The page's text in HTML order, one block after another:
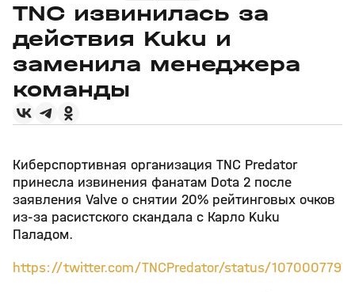
TNC извинилась за
действия Kuku и
заменила менеджера
команды
Киберспортивная организация TNC Predator
принесла извинения фанатам Dota 2 после
заявления Valve о снятии 20% рейтинговых очков
из-за расистского скандала с Карло Kuku
Паладом.
https://twitter.com/TNCPredator/status/